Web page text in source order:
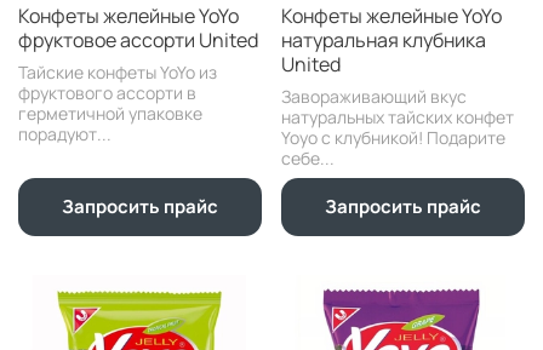
Конфеты желейные YoYo
фруктовое ассорти United
Тайские конфеты YoYo из
фруктового ассорти в
герметичной упаковке
порадуют...
Запросить прайс
Конфеты желейные YoYo
натуральная клубника
United
Завораживающий вкус
натуральных тайских конфет
Yoyo с клубникой! Подарите
себе...
Запросить прайс